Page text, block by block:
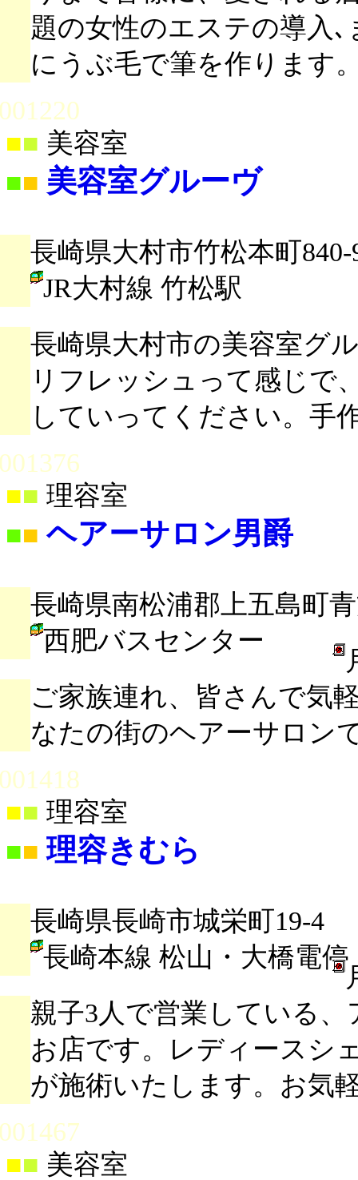
題の女性のエステの導入
にうぶ毛で筆を作ります
■ 美容室
■■ 美容室グルーヴ
長崎県大村市竹松本町840-
JR大村線 竹松駅
長崎県大村市の美容室グ
リフレッシュって感じで
していってください。手
■ 理容室
■■ ヘアーサロン男爵
長崎県南松浦郡上五島町
西肥バスセンター
ご家族連れ、皆さんで気
なたの街のヘアーサロン
■ 理容室
■■ 理容きむら
長崎県長崎市城栄町19-4
長崎本線 松山・大橋電停
親子3人で営業している
お店です。レディースシ
が施術いたします。お気
■ 美容室